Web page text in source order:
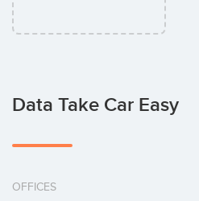
Data Take Car Easy
OFFICES